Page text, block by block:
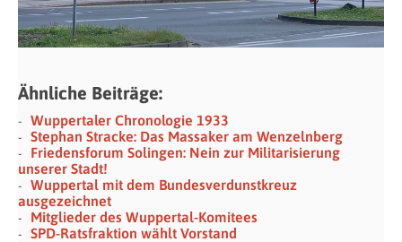
Ähnliche Beiträge:
Wuppertaler Chronologie 1933
Stephan Stracke: Das Massaker am Wenzelnberg
Friedensforum Solingen: Nein zur Militarisierung
unserer Stadt!
Wuppertal mit dem Bundesverdunstkreuz
ausgezeichnet
Mitglieder des Wuppertal-Komitees
SPD-Ratsfraktion wählt Vorstand